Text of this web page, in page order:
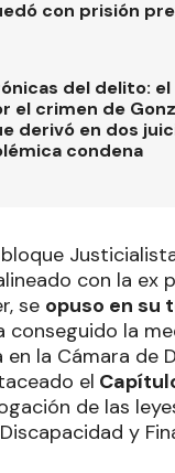
con prisión
del delito:
el crimen de
derivó en dos
condena
con la ex
se opuso en su
conseguido la
en la Cámara de
el
de las
y